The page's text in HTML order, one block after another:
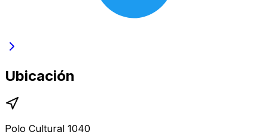
Ubicación
Polo Cultural 1040